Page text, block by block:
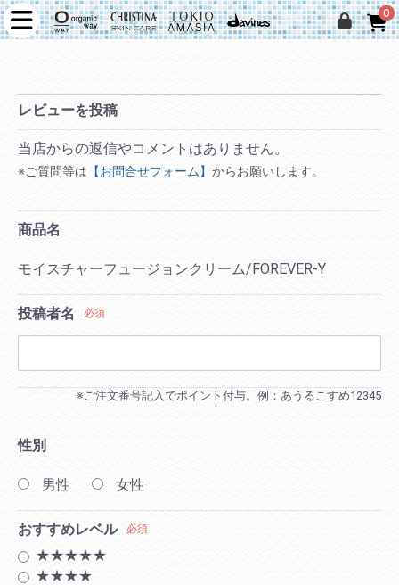
0
レビューを投稿
当店からの返信やコメントはありません。
※ご質問等は 【お問合せフォーム】 からお願いします。
商品名
モイスチャーフュージョンクリーム/FOREVER-Y
投稿者名 必須
※ご注文番号記入でポイント付与。例：あうるこすめ12345
性別
男性 女性
おすすめレベル 必須
★★★★★
★★★★